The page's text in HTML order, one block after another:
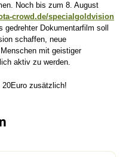
Noch bis zum 8. August
crowd.de/specialgoldvision
Dokumentarfilm soll
schaffen, neue
mit geistiger
aktiv zu werden.
20Euro zusätzlich!